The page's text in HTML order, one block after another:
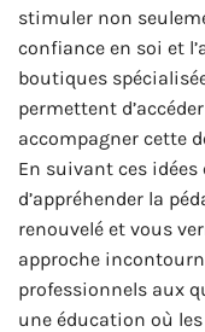
stimuler non
confiance en soi et
boutiques
permettent
accompagner cette
En suivant ces idées
d’appréhender la
renouvelé et vous
approche
professionnels aux
une éducation où les